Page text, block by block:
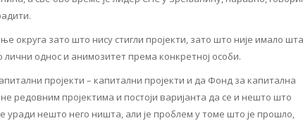
округа зато што нису стигли пројекти, зато што није имало шта
однос и анимозитет према конкретној особи.
пројекти – капитални пројекти и да Фонд за капитална
редовним пројектима и постоји варијанта да се и нешто што
уради нешто него ништа, али је проблем у томе што је прошло,